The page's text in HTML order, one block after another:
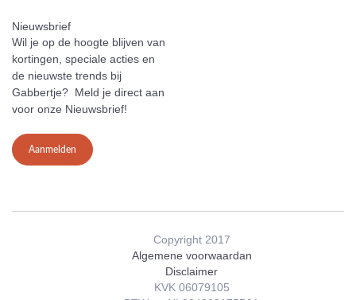
Nieuwsbrief
Wil je op de hoogte blijven van
kortingen, speciale acties en
de nieuwste trends bij
Gabbertje? Meld je direct aan
voor onze Nieuwsbrief!
Aanmelden
Copyright 2017
Algemene voorwaardan
Disclaimer
KVK 06079105